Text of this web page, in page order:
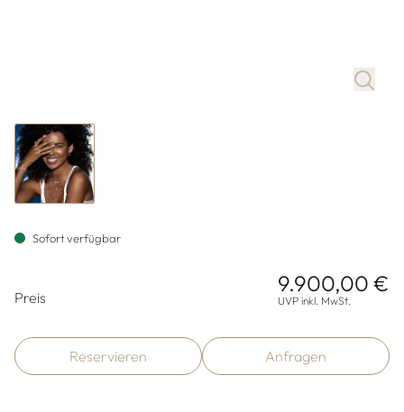
Sofort verfügbar
Preis
9.900,00 €
UVP inkl. MwSt.
Reservieren Anfragen